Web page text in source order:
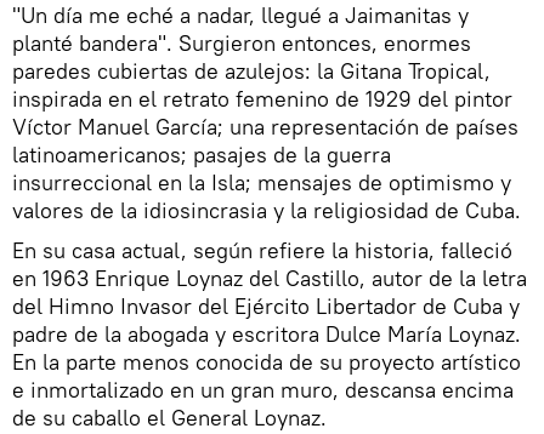
"Un día me eché a nadar, llegué a Jaimanitas y
planté bandera". Surgieron entonces, enormes
paredes cubiertas de azulejos: la Gitana Tropical,
inspirada en el retrato femenino de 1929 del pintor
Víctor Manuel García; una representación de países
latinoamericanos; pasajes de la guerra
insurreccional en la Isla; mensajes de optimismo y
valores de la idiosincrasia y la religiosidad de Cuba.
En su casa actual, según refiere la historia, falleció
en 1963 Enrique Loynaz del Castillo, autor de la letra
del Himno Invasor del Ejército Libertador de Cuba y
padre de la abogada y escritora Dulce María Loynaz.
En la parte menos conocida de su proyecto artístico
e inmortalizado en un gran muro, descansa encima
de su caballo el General Loynaz.